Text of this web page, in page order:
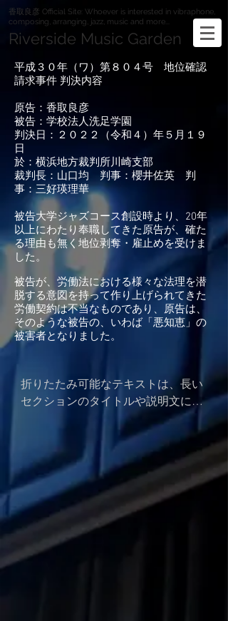
香取良彦 Official Site: Whoever is interested in vibraphone,
composing, arranging, jazz, music and more...
Riverside Music Garden
平成３０年（ワ）第８０４号 地位確認
請求事件 判決内容
原告：香取良彦
被告：学校法人洗足学園
判決日：２０２２（令和４）年５月１９
日
於：横浜地方裁判所川崎支部
裁判長：山口均 判事：櫻井佐英 判
事：三好瑛理華
被告大学ジャズコース創設時より、20年
以上にわたり奉職してきた原告が、確た
る理由も無く地位剥奪・雇止めを受けま
した。
被告が、労働法における様々な法理を潜
脱する意図を持って作り上げられてきた
労働契約は不当なものであり、原告は、
そのような被告の、いわば「悪知恵」の
被害者となりました。
折りたたみ可能なテキストは、長い
セクションのタイトルや説明文に最
適です。レイアウトをシンプルに保
ちつつ、必要な情報をすべて提供で
きます。テキストを何かにリンクさ
せたり、テキストボックスをクリッ
クすると拡大するように設定しまし
ょう。ここにテキストを入力してく
ださい。